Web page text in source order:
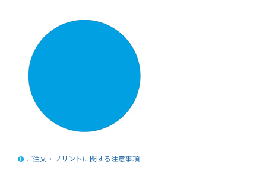
ご注文・プリントに関する注意事項